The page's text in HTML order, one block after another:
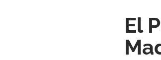
El